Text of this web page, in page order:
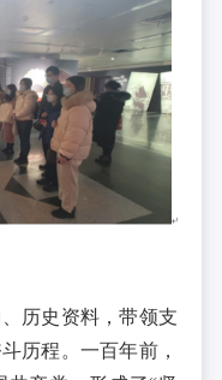
历史资料，带领支
历程。一百年前，